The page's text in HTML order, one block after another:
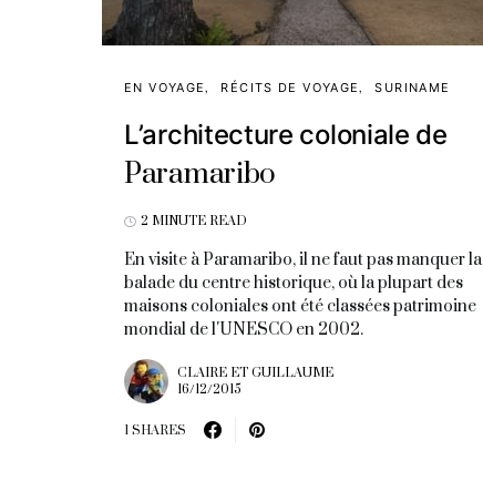
EN VOYAGE RÉCITS DE VOYAGE SURINAME
L’architecture coloniale de
Paramaribo
2 MINUTE READ
En visite à Paramaribo, il ne faut pas manquer la
balade du centre historique, où la plupart des
maisons coloniales ont été classées patrimoine
mondial de l'UNESCO en 2002.
CLAIRE ET GUILLAUME
16/12/2015
1 SHARES